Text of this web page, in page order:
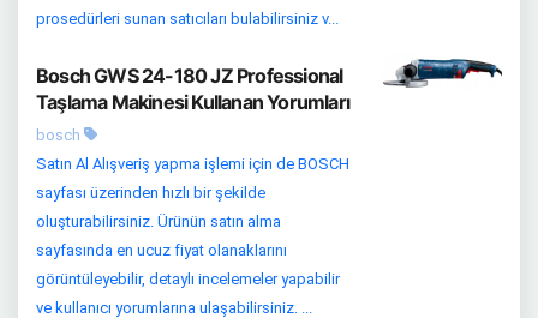
prosedürleri sunan satıcıları bulabilirsiniz v...
Bosch GWS 24-180 JZ Professional
Taşlama Makinesi Kullanan Yorumları
bosch
Satın Al Alışveriş yapma işlemi için de BOSCH
sayfası üzerinden hızlı bir şekilde
oluşturabilirsiniz. Ürünün satın alma
sayfasında en ucuz fiyat olanaklarını
görüntüleyebilir, detaylı incelemeler yapabilir
ve kullanıcı yorumlarına ulaşabilirsiniz. ...